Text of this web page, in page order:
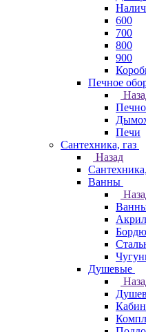
600
700
800
900
Печное
Печи
Сантехника, газ
Назад
Ванны
Душевые